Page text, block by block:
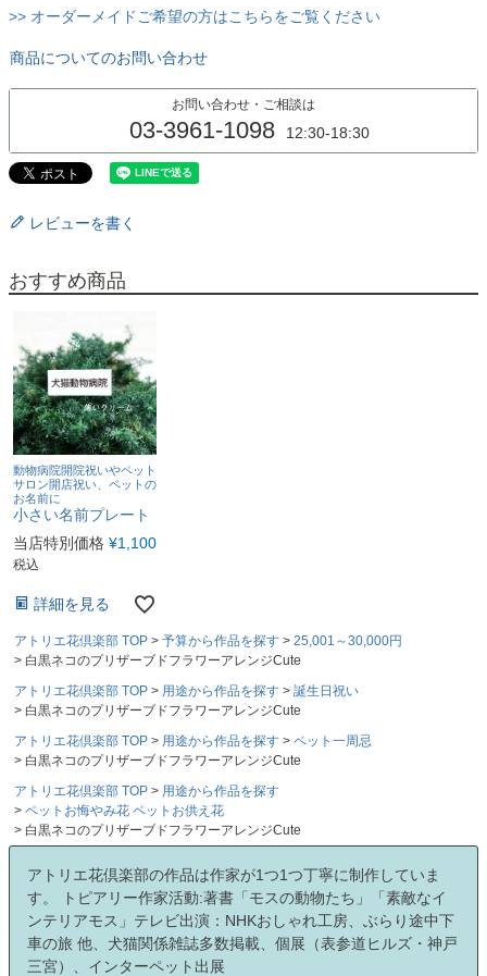
>> オーダーメイドご希望の方はこちらをご覧ください
商品についてのお問い合わせ
お問い合わせ・ご相談は
03-3961-1098 12:30-18:30
レビューを書く
おすすめ商品
動物病院開院祝いやペット
サロン開店祝い、ペットの
お名前に
小さい名前プレート
当店特別価格 ¥1,100
税込
詳細を見る
アトリエ花倶楽部 TOP 予算から作品を探す
25,001～30,000円
白黒ネコのプリザーブドフラワーアレンジCute
アトリエ花倶楽部 TOP
用途から作品を探す
誕生日祝い
白黒ネコのプリザーブドフラワーアレンジCute
アトリエ花倶楽部 TOP
用途から作品を探す
ペット一周忌
白黒ネコのプリザーブドフラワーアレンジCute
アトリエ花倶楽部 TOP
用途から作品を探す
ペットお悔やみ花 ペットお供え花
白黒ネコのプリザーブドフラワーアレンジCute
アトリエ花倶楽部の作品は作家が1つ1つ丁寧に制作していま
す。 トピアリー作家活動:著書「モスの動物たち」「素敵なイ
ンテリアモス」テレビ出演：NHKおしゃれ工房、ぶらり途中下
車の旅 他、犬猫関係雑誌多数掲載、個展（表参道ヒルズ・神戸
三宮）、インターペット出展